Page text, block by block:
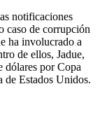
notificaciones
caso de corrupción
ha involucrado a
de ellos, Jadue,
dólares por Copa
de Estados Unidos.